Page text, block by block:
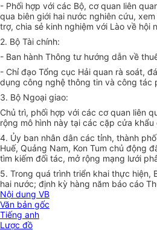
- Phối hợp với các Bộ, cơ quan liên
qua biên giới hai nước nghiên cứu,
trợ, chia sẻ kinh nghiệm với Lào về hội
2. Bộ Tài chính:
- Ban hành Thông tư hướng dẫn về
- Chỉ đạo Tổng cục Hải quan rà soát,
dụng công nghệ thông tin và công tác
3. Bộ Ngoại giao:
Chủ trì, phối hợp với các cơ quan liên
rộng mô hình này tại các cặp cửa
4. Ủy ban nhân dân các tỉnh, thành
Huế, Quảng Nam, Kon Tum chủ động
tìm kiếm đối tác, mở rộng mạng lưới
5. Trong quá trình triển khai thực hiện,
hai nước; định kỳ hàng năm báo cáo
Nội dung VB
Văn bản gốc
Tiếng anh
Lược đồ